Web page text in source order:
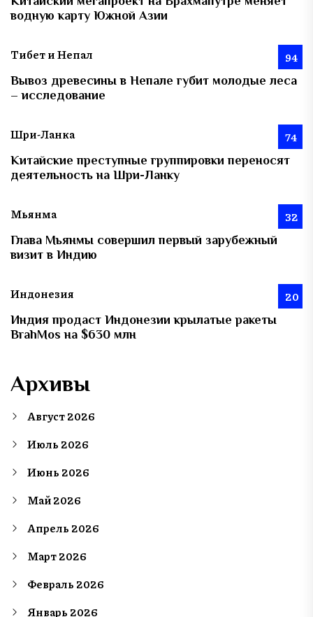
водную карту Южной Азии
Тибет и Непал 94
Вывоз древесины в Непале губит молодые леса
– исследование
Шри-Ланка 74
Китайские преступные группировки переносят
деятельность на Шри-Ланку
Мьянма 32
Глава Мьянмы совершил первый зарубежный
визит в Индию
Индонезия 20
Индия продаст Индонезии крылатые ракеты
BrahMos на $630 млн
Архивы
Август 2026
Июль 2026
Июнь 2026
Май 2026
Апрель 2026
Март 2026
Февраль 2026
Январь 2026